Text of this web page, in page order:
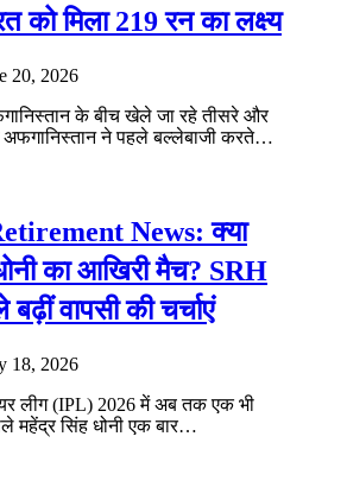
मिला 219 रन का लक्ष्य
20, 2026
के बीच खेले जा रहे तीसरे और
ने पहले बल्लेबाजी करते…
News: क्या
का आखिरी मैच? SRH
वापसी की चर्चाएं
18, 2026
लीग (IPL) 2026 में अब तक एक भी
महेंद्र सिंह धोनी एक बार…